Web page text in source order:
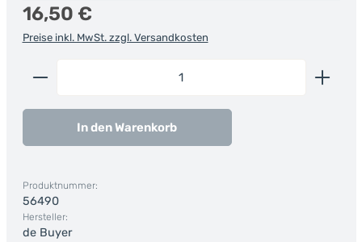
Regulärer Preis:
16,50 €
Preise inkl. MwSt. zzgl. Versandkosten
Produkt Anzahl: Gib den gewünschten Wert ein
In den Warenkorb
Produktnummer:
56490
Hersteller:
de Buyer